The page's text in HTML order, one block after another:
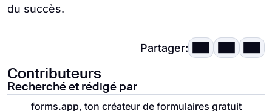
du succès.
Partager:
Contributeurs
Recherché et rédigé par
forms.app, ton créateur de formulaires gratuit